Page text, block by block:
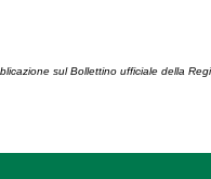
sul Bollettino ufficiale della